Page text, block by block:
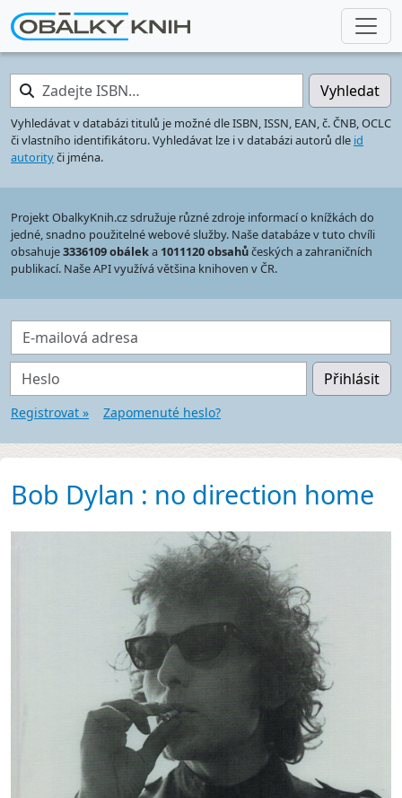
Zadejte ISBN… Vyhledat
Vyhledávat v databázi titulů je možné dle ISBN, ISSN, EAN, č. ČNB, OCLC
či vlastního identifikátoru. Vyhledávat lze i v databázi autorů dle id
autorityči jména.
Projekt ObalkyKnih.cz sdružuje různé zdroje informací o knížkách do
jedné, snadno použitelné webové služby. Naše databáze v tuto chvíli
obsahuje3336109 obáleka 1011120 obsahůčeských a zahraničních
publikací. Naše API využívá většina knihoven v ČR.
E-mailová adresa
Heslo Přihlásit
Registrovat » Zapomenuté heslo?
Bob Dylan : no direction home